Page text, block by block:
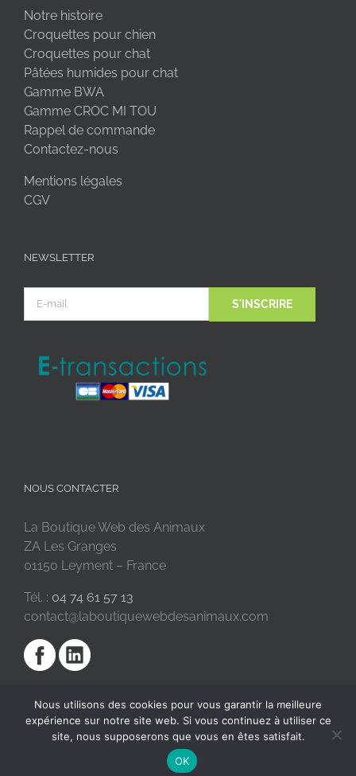
Notre histoire
Croquettes pour chien
Croquettes pour chat
Pâtées humides pour chat
Gamme BWA
Gamme CROC MI TOU
Rappel de commande
Contactez-nous
Mentions légales
CGV
NEWSLETTER
NOUS CONTACTER
La Boutique Web des Animaux
ZA Les Granges
01150 Leyment – France
Tél. : 04 74 61 57 13
contact@laboutiquewebdesanimaux.com
2018 © La Boutique Web des Animaux | Réalisé par
Nous utilisons des cookies pour vous garantir la meilleure
expérience sur notre site web. Si vous continuez à utiliser ce
site, nous supposerons que vous en êtes satisfait.
OK